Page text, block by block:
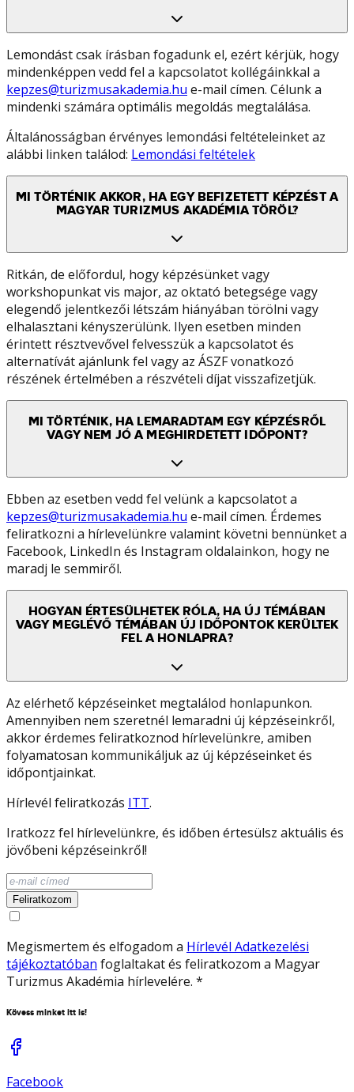
Lemondást csak írásban fogadunk el, ezért kérjük, hogy
mindenképpen vedd fel a kapcsolatot kollégáinkkal a
kepzes@turizmusakademia.hu e-mail címen. Célunk a
mindenki számára optimális megoldás megtalálása.
Általánosságban érvényes lemondási feltételeinket az
alábbi linken találod: Lemondási feltételek
MI TÖRTÉNIK AKKOR, HA EGY BEFIZETETT KÉPZÉST A
MAGYAR TURIZMUS AKADÉMIA TÖRÖL?
Ritkán, de előfordul, hogy képzésünket vagy
workshopunkat vis major, az oktató betegsége vagy
elegendő jelentkezői létszám hiányában törölni vagy
elhalasztani kényszerülünk. Ilyen esetben minden
érintett résztvevővel felvesszük a kapcsolatot és
alternatívát ajánlunk fel vagy az ÁSZF vonatkozó
részének értelmében a részvételi díjat visszafizetjük.
MI TÖRTÉNIK, HA LEMARADTAM EGY KÉPZÉSRŐL
VAGY NEM JÓ A MEGHIRDETETT IDŐPONT?
Ebben az esetben vedd fel velünk a kapcsolatot a
kepzes@turizmusakademia.hu e-mail címen. Érdemes
feliratkozni a hírlevelünkre valamint követni bennünket a
Facebook, LinkedIn és Instagram oldalainkon, hogy ne
maradj le semmiről.
HOGYAN ÉRTESÜLHETEK RÓLA, HA ÚJ TÉMÁBAN
VAGY MEGLÉVŐ TÉMÁBAN ÚJ IDŐPONTOK KERÜLTEK
FEL A HONLAPRA?
Az elérhető képzéseinket megtalálod honlapunkon.
Amennyiben nem szeretnél lemaradni új képzéseinkről,
akkor érdemes feliratkoznod hírlevelünkre, amiben
folyamatosan kommunikáljuk az új képzéseinket és
időpontjainkat.
Hírlevél feliratkozás ITT.
Iratkozz fel hírlevelünkre, és időben értesülsz aktuális és
jövőbeni képzéseinkről!
Feliratkozom
Megismertem és elfogadom a Hírlevél Adatkezelési
tájékoztatóban foglaltakat és feliratkozom a Magyar
Turizmus Akadémia hírlevelére. *
Kövess minket itt is!
Facebook